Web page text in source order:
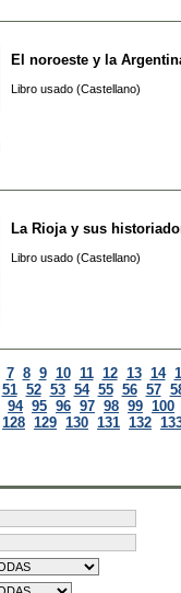
El noroeste y la
Libro usado (Castellano)
La Rioja y sus
Libro usado (Castellano)
7 8 9 10 11 12 13 14
51 52 53 54 55 56 57
94 95 96 97 98 99 100
128 129 130 131 132